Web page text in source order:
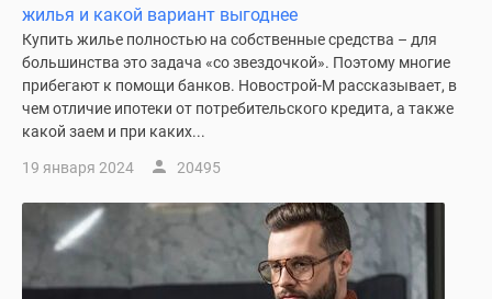
жилья и какой вариант выгоднее
Купить жилье полностью на собственные средства – для
большинства это задача «со звездочкой». Поэтому многие
прибегают к помощи банков. Новострой-М рассказывает, в
чем отличие ипотеки от потребительского кредита, а также
какой заем и при каких...
19 января 2024 20495